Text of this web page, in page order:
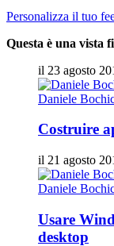
Personalizza il tuo
Questa è una vista
il 23 agosto
Daniele
Costruire
il 21 agosto
Daniele
Usare
desktop